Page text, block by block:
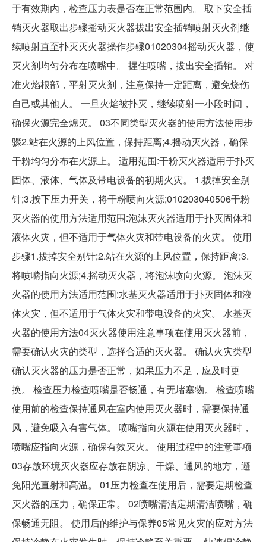
于有效期内，检查压力表是否在正常范围内。 取下安全插
销灭火器取出步骤摇动灭火器拔出安全插销喷射灭火剂继
续喷射直至扑灭灭火器操作步骤01020304摇动灭火器，使
灭火剂均匀分布在喷嘴中。 握住喷嘴，拔出安全插销。 对
准火焰根部，平射灭火剂，注意保持一定距离，避免烧伤
自己或其他人。 一旦火焰被扑灭，继续喷射一小段时间，
确保火源完全熄灭。 03不同类型灭火器的使用方法使用步
骤2.站在火源的上风位置，保持距离;4.摇动灭火器，确保
干粉均匀分布在火源上。 适用范围:干粉灭火器适用于扑灭
固体、液体、气体及带电设备的初期火灾。 1.拔掉安全别
针;3.按下压力开关，将干粉喷向火源;010203040506干粉
灭火器的使用方法适用范围:泡沫灭火器适用于扑灭固体和
液体火灾，但不适用于气体火灾和带电设备的火灾。 使用
步骤1.拔掉安全别针;2.站在火源的上风位置，保持距离;3.
将喷嘴指向火源;4.摇动灭火器，将泡沫喷向火源。 泡沫灭
火器的使用方法适用范围:水基灭火器适用于扑灭固体和液
体火灾，但不适用于气体火灾和带电设备的火灾。 水基灭
火器的使用方法04灭火器使用注意事项在使用灭火器前，
需要确认火灾的类型，选择合适的灭火器。 确认火灾类型
确认灭火器的压力是否正常，如果压力不足，应及时更
换。 检查压力检查喷嘴是否畅通，有无堵塞物。 检查喷嘴
使用前的检查保持通风在室内使用灭火器时，需要保持通
风，避免吸入有害气体。 喷嘴指向火源在使用灭火器时，
喷嘴应指向火源，确保有效灭火。 使用过程中的注意事项
03存放环境灭火器应存放在阴凉、干燥、通风的地方，避
免阳光直射和高温。 01压力检查在使用后，需要定期检查
灭火器的压力，确保正常。 02喷嘴清洁定期清洁喷嘴，确
保畅通无阻。 使用后的维护与保养05常见火灾的应对方法